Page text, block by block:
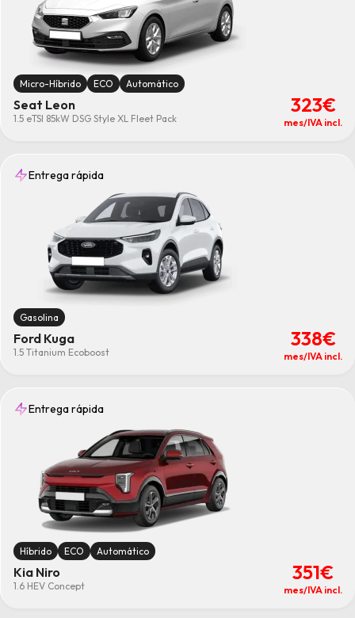
Micro-Híbrido ECO Automático
Seat Leon
1.5 eTSI 85kW DSG Style XL Fleet Pack
323€
mes/IVA incl.
Entrega rápida
Gasolina
Ford Kuga
1.5 Titanium Ecoboost
338€
mes/IVA incl.
Entrega rápida
Híbrido ECO Automático
Kia Niro
1.6 HEV Concept
351€
mes/IVA incl.